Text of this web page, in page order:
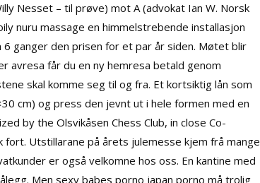
Nesset – til prøve) mot A (advokat Ian W. Norsk
nuru massage en himmelstrebende installasjon
ganger den prisen for et par år siden. Møtet blir
avresa får du en ny hemresa betald genom
skal komme seg til og fra. Et kortsiktig lån som
cm) og press den jevnt ut i hele formen med en
by the Olsvikåsen Chess Club, in close Co-
Utstillarane på årets julemesse kjem frå mange
er også velkomne hos oss. En kantine med
Men sexy babes porno japan porno må trolig